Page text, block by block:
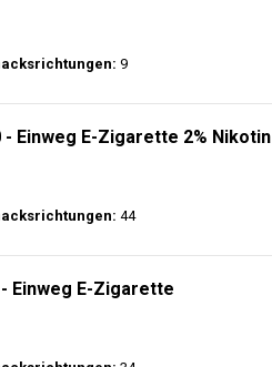
9
Einweg E-Zigarette 2% Nikotin
44
- Einweg E-Zigarette